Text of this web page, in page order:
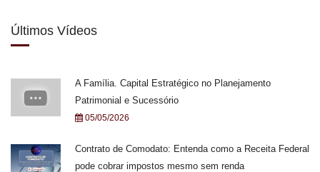
Últimos Vídeos
A Família. Capital Estratégico no Planejamento
Patrimonial e Sucessório
05/05/2026
Contrato de Comodato: Entenda como a Receita Federal
pode cobrar impostos mesmo sem renda